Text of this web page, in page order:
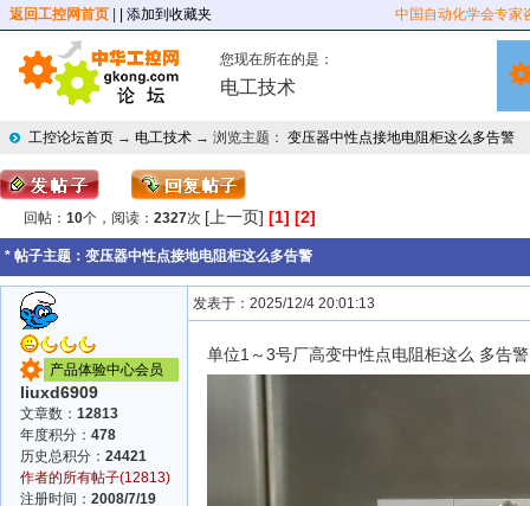
返回工控网首页 | 添加到收藏夹 中国自动化学会专家
您现在所在的是：
电工技术
工控论坛首页 → 电工技术 → 浏览主题： 变压器中性点接地电阻柜这么多告警
回帖： 10个，阅读： 2327次 [上一页] [1] [2]
* 帖子主题： 变压器中性点接地电阻柜这么多告警
产品体验中心会员
liuxd6909
文章数： 12813
年度积分： 478
历史总积分： 24421
作者的所有帖子(12813)
注册时间： 2008/7/19
发表于：2025/12/4 20:01:13
单位1～3号厂高变中性点电阻柜这么 多告